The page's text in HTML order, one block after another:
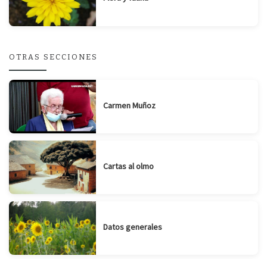
OTRAS SECCIONES
Carmen Muñoz
Cartas al olmo
Datos generales